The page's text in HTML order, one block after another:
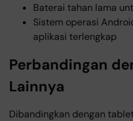
Baterai tahan lama
Sistem operasi
aplikasi terlengkap
Perbandingan
Lainnya
Dibandingkan dengan